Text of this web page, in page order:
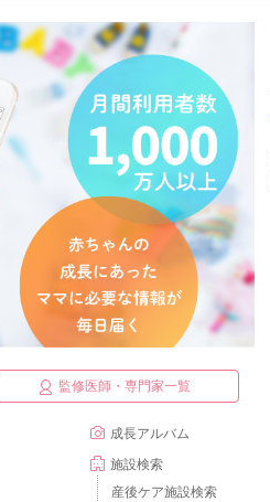
監修医師・専門家一覧
成長アルバム
施設検索
産後ケア施設検索